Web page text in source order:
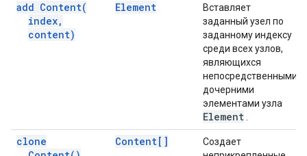
add Content(
index,
content)
Element
Вставляет
заданный узел по
заданному индексу
среди всех узлов,
являющихся
непосредственными
дочерними
элементами узла
Element
clone
Content[]
Создает